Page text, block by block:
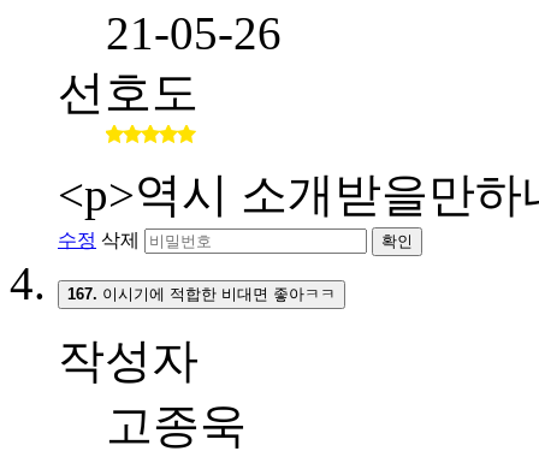
21-05-26
선호도
<p>역시 소개받을만하
수정 삭제 확인
167. 이시기에 적합한 비대면 좋아ㅋㅋ
작성자
고종욱